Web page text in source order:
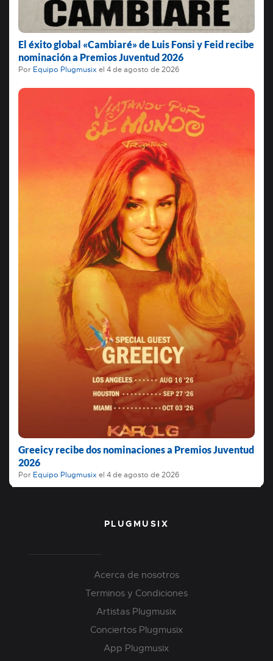
El éxito global «Cambiaré» de Luis Fonsi y Feid recibe
nominación a Premios Juventud 2026
Por Equipo Plugmusix el 4 de agosto de 2026
Greeicy recibe dos nominaciones a Premios Juventud
2026
Por Equipo Plugmusix el 4 de agosto de 2026
PLUGMUSIX
Acerca de nosotros
Terminos y Condiciones
Artistas Plugmusix
Conciertos Plugmusix
App Plugmusix